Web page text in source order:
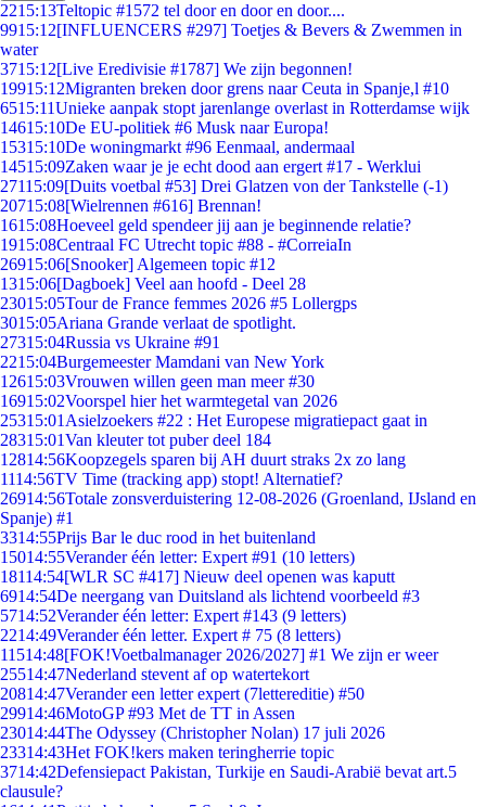
2215:13Teltopic #1572 tel door en door en door....
9915:12[INFLUENCERS #297] Toetjes & Bevers & Zwemmen in
water
3715:12[Live Eredivisie #1787] We zijn begonnen!
19915:12Migranten breken door grens naar Ceuta in Spanje,l #10
6515:11Unieke aanpak stopt jarenlange overlast in Rotterdamse wijk
14615:10De EU-politiek #6 Musk naar Europa!
15315:10De woningmarkt #96 Eenmaal, andermaal
14515:09Zaken waar je je echt dood aan ergert #17 - Werklui
27115:09[Duits voetbal #53] Drei Glatzen von der Tankstelle (-1)
20715:08[Wielrennen #616] Brennan!
1615:08Hoeveel geld spendeer jij aan je beginnende relatie?
1915:08Centraal FC Utrecht topic #88 - #CorreiaIn
26915:06[Snooker] Algemeen topic #12
1315:06[Dagboek] Veel aan hoofd - Deel 28
23015:05Tour de France femmes 2026 #5 Lollergps
3015:05Ariana Grande verlaat de spotlight.
27315:04Russia vs Ukraine #91
2215:04Burgemeester Mamdani van New York
12615:03Vrouwen willen geen man meer #30
16915:02Voorspel hier het warmtegetal van 2026
25315:01 Asielzoekers #22 : Het Europese migratiepact gaat in
28315:01Van kleuter tot puber deel 184
12814:56Koopzegels sparen bij AH duurt straks 2x zo lang
1114:56TV Time (tracking app) stopt! Alternatief?
26914:56Totale zonsverduistering 12-08-2026 (Groenland, IJsland en
Spanje) #1
3314:55Prijs Bar le duc rood in het buitenland
15014:55Verander één letter: Expert #91 (10 letters)
18114:54[WLR SC #417] Nieuw deel openen was kaputt
6914:54De neergang van Duitsland als lichtend voorbeeld #3
5714:52Verander één letter: Expert #143 (9 letters)
2214:49Verander één letter. Expert # 75 (8 letters)
11514:48[FOK!Voetbalmanager 2026/2027] #1 We zijn er weer
25514:47Nederland stevent af op watertekort
20814:47Verander een letter expert (7lettereditie) #50
29914:46MotoGP #93 Met de TT in Assen
23014:44The Odyssey (Christopher Nolan) 17 juli 2026
23314:43Het FOK!kers maken teringherrie topic
3714:42Defensiepact Pakistan, Turkije en Saudi-Arabië bevat art.5
clausule?